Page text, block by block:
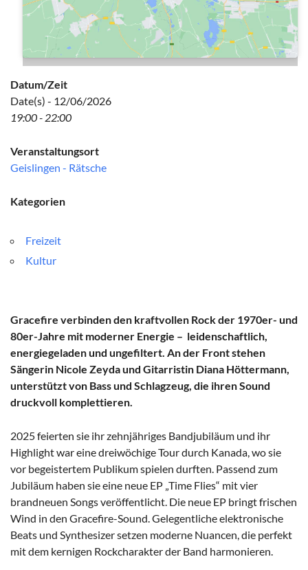
Datum/Zeit
Date(s) - 12/06/2026
19:00 - 22:00
Veranstaltungsort
Geislingen - Rätsche
Kategorien
Freizeit
Kultur
Gracefire verbinden den kraftvollen Rock der 1970er- und
80er-Jahre mit moderner Energie – leidenschaftlich,
energiegeladen und ungefiltert. An der Front stehen
Sängerin Nicole Zeyda und Gitarristin Diana Höttermann,
unterstützt von Bass und Schlagzeug, die ihren Sound
druckvoll komplettieren.
2025 feierten sie ihr zehnjähriges Bandjubiläum und ihr
Highlight war eine dreiwöchige Tour durch Kanada, wo sie
vor begeistertem Publikum spielen durften. Passend zum
Jubiläum haben sie eine neue EP „Time Flies“ mit vier
brandneuen Songs veröffentlicht. Die neue EP bringt frischen
Wind in den Gracefire-Sound. Gelegentliche elektronische
Beats und Synthesizer setzen moderne Nuancen, die perfekt
mit dem kernigen Rockcharakter der Band harmonieren.